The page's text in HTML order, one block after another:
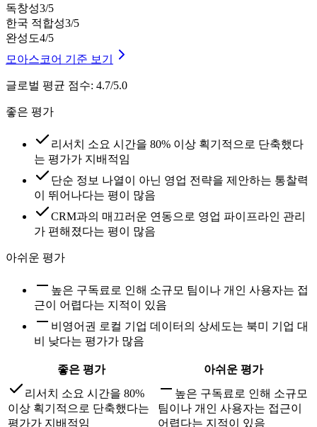
독창성3/5
한국 적합성3/5
완성도4/5
모아스코어 기준 보기
글로벌 평균 점수: 4.7/5.0
좋은 평가
리서치 소요 시간을 80% 이상 획기적으로 단축했다
는 평가가 지배적임
단순 정보 나열이 아닌 영업 전략을 제안하는 통찰력
이 뛰어나다는 평이 많음
CRM과의 매끄러운 연동으로 영업 파이프라인 관리
가 편해졌다는 평이 많음
아쉬운 평가
높은 구독료로 인해 소규모 팀이나 개인 사용자는 접
근이 어렵다는 지적이 있음
비영어권 로컬 기업 데이터의 상세도는 북미 기업 대
비 낮다는 평가가 많음
좋은 평가
아쉬운 평가
리서치 소요 시간을 80%
이상 획기적으로 단축했다는
평가가 지배적임
높은 구독료로 인해 소규모
팀이나 개인 사용자는 접근이
어렵다는 지적이 있음